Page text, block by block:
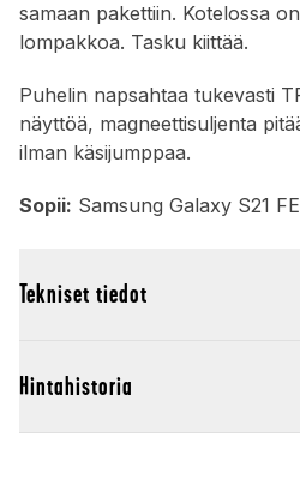
samaan pakettiin. Kotelossa
lompakkoa. Tasku kiittää.
Puhelin napsahtaa tukevasti
näyttöä, magneettisuljenta
ilman käsijumppaa.
Sopii: Samsung Galaxy S21
Tekniset tiedot
Hintahistoria